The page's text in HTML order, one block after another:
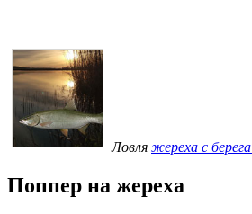
Ловля жереха с берега
Поппер на жереха